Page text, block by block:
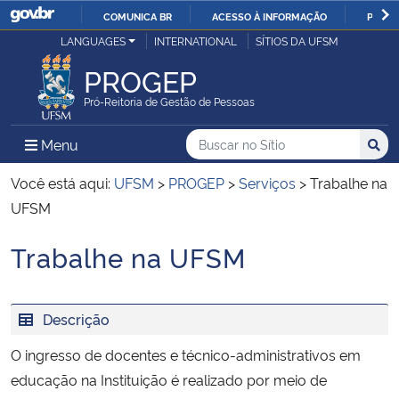
IR
COMUNICA BR ACESSO À INFORMAÇÃO
Ministério da Justiça e Segurança Pública
Ministério da Defesa
Ministério das Relações Exteriores
Ministério da Infraestrutura
Ministério da Agricultura, Pecuária e Abastecimento
Ministério da Educação
LANGUAGES INTERNATIONAL SÍTIOS DA UFSM
PROGEP
Pró-Reitoria de Gestão de Pessoas
Menu Menu Principal do Sítio
Busca
Buscar no no Sítio
Busca:
Você está aqui: UFSM > PROGEP >Serviços >Trabalhe na
UFSM
Início do conteúdo
Trabalhe na UFSM
Descrição
O ingresso de docentes e técnico-administrativos em
educação na Instituição é realizado por meio de